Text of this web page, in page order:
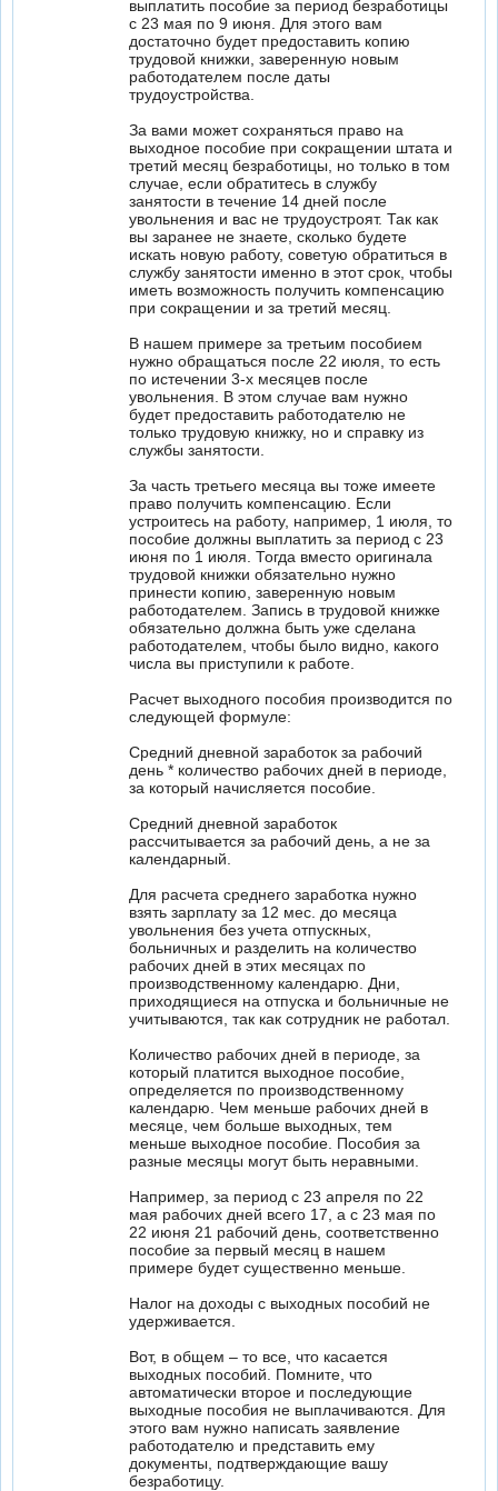
выплатить пособие за период безработицы
с 23 мая по 9 июня. Для этого вам
достаточно будет предоставить копию
трудовой книжки, заверенную новым
работодателем после даты
трудоустройства.
За вами может сохраняться право на
выходное пособие при сокращении штата и
третий месяц безработицы, но только в том
случае, если обратитесь в службу
занятости в течение 14 дней после
увольнения и вас не трудоустроят. Так как
вы заранее не знаете, сколько будете
искать новую работу, советую обратиться в
службу занятости именно в этот срок, чтобы
иметь возможность получить компенсацию
при сокращении и за третий месяц.
В нашем примере за третьим пособием
нужно обращаться после 22 июля, то есть
по истечении 3-х месяцев после
увольнения. В этом случае вам нужно
будет предоставить работодателю не
только трудовую книжку, но и справку из
службы занятости.
За часть третьего месяца вы тоже имеете
право получить компенсацию. Если
устроитесь на работу, например, 1 июля, то
пособие должны выплатить за период с 23
июня по 1 июля. Тогда вместо оригинала
трудовой книжки обязательно нужно
принести копию, заверенную новым
работодателем. Запись в трудовой книжке
обязательно должна быть уже сделана
работодателем, чтобы было видно, какого
числа вы приступили к работе.
Расчет выходного пособия производится по
следующей формуле:
Средний дневной заработок за рабочий
день * количество рабочих дней в периоде,
за который начисляется пособие.
Средний дневной заработок
рассчитывается за рабочий день, а не за
календарный.
Для расчета среднего заработка нужно
взять зарплату за 12 мес. до месяца
увольнения без учета отпускных,
больничных и разделить на количество
рабочих дней в этих месяцах по
производственному календарю. Дни,
приходящиеся на отпуска и больничные не
учитываются, так как сотрудник не работал.
Количество рабочих дней в периоде, за
который платится выходное пособие,
определяется по производственному
календарю. Чем меньше рабочих дней в
месяце, чем больше выходных, тем
меньше выходное пособие. Пособия за
разные месяцы могут быть неравными.
Например, за период с 23 апреля по 22
мая рабочих дней всего 17, а с 23 мая по
22 июня 21 рабочий день, соответственно
пособие за первый месяц в нашем
примере будет существенно меньше.
Налог на доходы с выходных пособий не
удерживается.
Вот, в общем – то все, что касается
выходных пособий. Помните, что
автоматически второе и последующие
выходные пособия не выплачиваются. Для
этого вам нужно написать заявление
работодателю и представить ему
документы, подтверждающие вашу
безработицу.